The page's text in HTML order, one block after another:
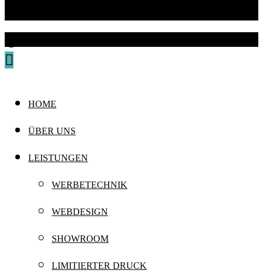
HOME
ÜBER UNS
LEISTUNGEN
WERBETECHNIK
WEBDESIGN
SHOWROOM
LIMITIERTER DRUCK